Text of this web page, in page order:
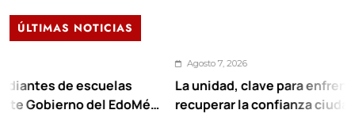
ÚLTIMAS NOTICIAS
de escuelas
del EdoMéx
Agosto 7, 2026
La unidad, clave para enfrentar los
recuperar la confianza ciudadana: